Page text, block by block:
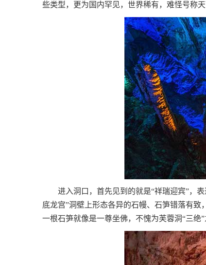
些类型，更为国内罕见，世界稀有，难怪号称天
进入洞口，首先见到的就是“祥瑞迎宾”，表
底龙宫”洞壁上形态各异的石幔、石笋错落有致
一根石笋就像是一尊坐佛，不愧为芙蓉洞“三绝”